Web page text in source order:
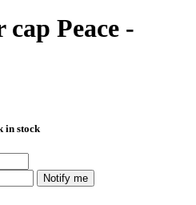
Peace -
in stock
Notify me